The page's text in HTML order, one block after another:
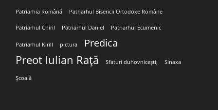
Patriarhia Română Patriarhul Bisericii Ortodoxe Române
Patriarhul Chiril Patriarhul Daniel Patriarhul Ecumenic
Patriarhul Kirill pictura Predica
Preot Iulian Rață Sfaturi duhovnicești; Sinaxa
Școală